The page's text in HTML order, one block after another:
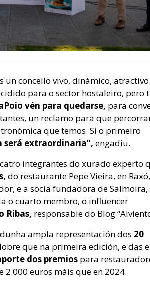
un concello vivo, dinámico,
para o sector hostaleiro, pero
vén para quedarse, para
un reclamo para que
que temos. Si o primeiro
será extraordinaria”, engadiu.
integrantes do xurado experto
do restaurante Pepe Vieira, en
e a socia fundadora de Salmoira,
o cuarto membro, o influencer
Ribas, responsable do Blog
ampla representación dos 20
que na primeira edición, e das
dos premios para
2.000 euros máis que en 2024.